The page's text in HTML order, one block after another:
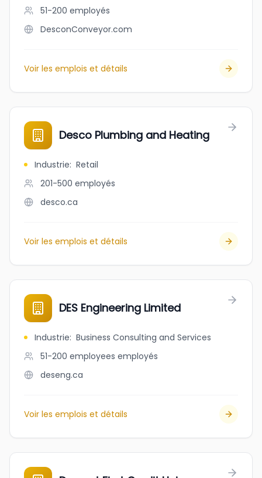
51-200 employés
DesconConveyor.com
Voir les emplois et détails
Desco Plumbing and Heating
Industrie: Retail
201-500 employés
desco.ca
Voir les emplois et détails
DES Engineering Limited
Industrie: Business Consulting and Services
51-200 employees employés
deseng.ca
Voir les emplois et détails